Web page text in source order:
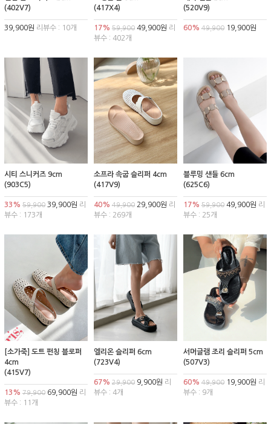
(402V7)
39,900원 리뷰수 : 10개
(417X4)
17% 59,90049,900원 리
뷰수 : 402개
(520V9)
60% 49,90019,900원
시티 스니커즈 9cm
(903C5)
33% 59,900 39,900원 리
뷰수 : 173개
소프라 속굽 슬리퍼 4cm
(417V9)
40% 49,90029,900원 리
뷰수 : 269개
블루밍 샌들 6cm
(625C6)
17% 59,90049,900원 리
뷰수 : 25개
[소가죽] 도트 펀칭 블로퍼
4cm
(415V7)
13% 79,900 69,900원 리
뷰수 : 11개
엘리온 슬리퍼 6cm
(723V4)
67% 29,9009,900원 리
뷰수 : 4개
서머글램 조리 슬리퍼 5cm
(507V3)
60% 49,90019,900원 리
뷰수 : 9개